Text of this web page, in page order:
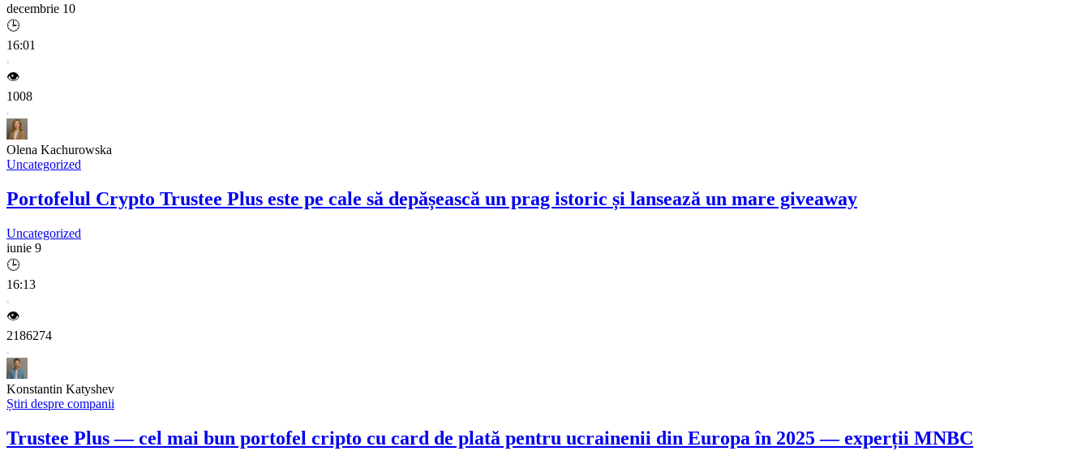
decembrie 10
🕒
16:01
👁️
1008
Olena Kachurowska
Uncategorized
Portofelul Crypto Trustee Plus este pe cale să depășească un prag istoric și lansează un mare giveaway
Uncategorized
iunie 9
🕒
16:13
👁️
2186274
Konstantin Katyshev
Știri despre companii
Trustee Plus — cel mai bun portofel cripto cu card de plată pentru ucrainenii din Europa în 2025 — experții MNBC